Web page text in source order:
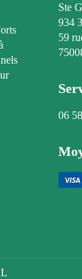
Ste
934
59
06